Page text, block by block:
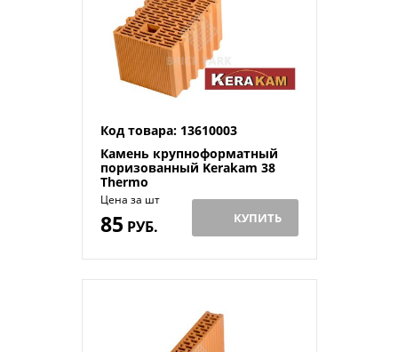
Код товара: 13610003
Камень крупноформатный
поризованный Kerakam 38
Thermo
Цена за шт
85 РУБ. КУПИТЬ